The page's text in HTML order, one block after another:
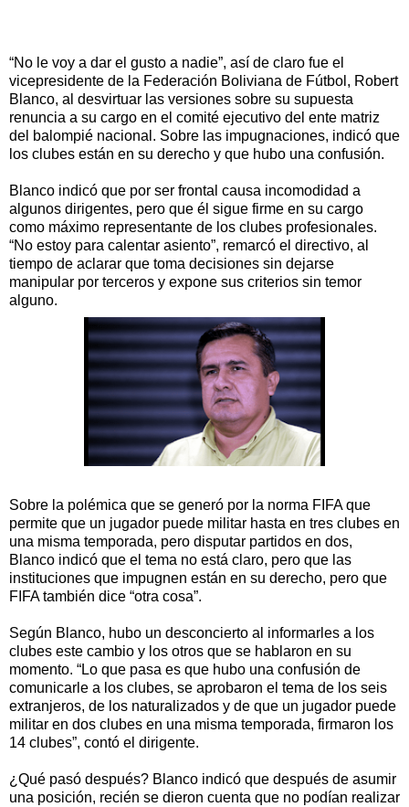
“No le voy a dar el gusto a nadie”, así de claro fue el
vicepresidente de la Federación Boliviana de Fútbol, Robert
Blanco, al desvirtuar las versiones sobre su supuesta
renuncia a su cargo en el comité ejecutivo del ente matriz
del balompié nacional. Sobre las impugnaciones, indicó que
los clubes están en su derecho y que hubo una confusión.
Blanco indicó que por ser frontal causa incomodidad a
algunos dirigentes, pero que él sigue firme en su cargo
como máximo representante de los clubes profesionales.
“No estoy para calentar asiento”, remarcó el directivo, al
tiempo de aclarar que toma decisiones sin dejarse
manipular por terceros y expone sus criterios sin temor
alguno.
Sobre la polémica que se generó por la norma FIFA que
permite que un jugador puede militar hasta en tres clubes en
una misma temporada, pero disputar partidos en dos,
Blanco indicó que el tema no está claro, pero que las
instituciones que impugnen están en su derecho, pero que
FIFA también dice “otra cosa”.
Según Blanco, hubo un desconcierto al informarles a los
clubes este cambio y los otros que se hablaron en su
momento. “Lo que pasa es que hubo una confusión de
comunicarle a los clubes, se aprobaron el tema de los seis
extranjeros, de los naturalizados y de que un jugador puede
militar en dos clubes en una misma temporada, firmaron los
14 clubes”, contó el dirigente.
¿Qué pasó después? Blanco indicó que después de asumir
una posición, recién se dieron cuenta que no podían realizar